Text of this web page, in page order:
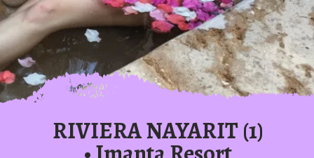
RIVIERA NAYARIT (1)